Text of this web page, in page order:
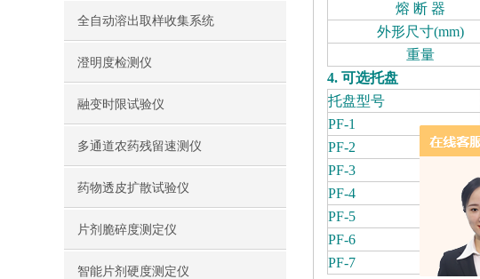
全自动溶出取样收集系统
澄明度检测仪
融变时限试验仪
多通道农药残留速测仪
药物透皮扩散试验仪
片剂脆碎度测定仪
智能片剂硬度测定仪
熔 断 器
外形尺寸(mm)
重量
4. 可选托盘
托盘型号
PF-1
PF-2
PF-3
PF-4
PF-5
PF-6
PF-7